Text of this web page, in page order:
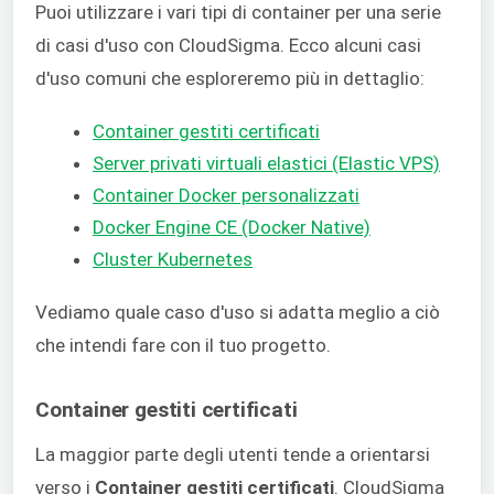
Puoi utilizzare i vari tipi di container per una serie
di casi d'uso con CloudSigma. Ecco alcuni casi
d'uso comuni che esploreremo più in dettaglio:
Container gestiti certificati
Server privati virtuali elastici (Elastic VPS)
Container Docker personalizzati
Docker Engine CE (Docker Native)
Cluster Kubernetes
Vediamo quale caso d'uso si adatta meglio a ciò
che intendi fare con il tuo progetto.
Container gestiti certificati
La maggior parte degli utenti tende a orientarsi
verso i Container gestiti certificati . CloudSigma